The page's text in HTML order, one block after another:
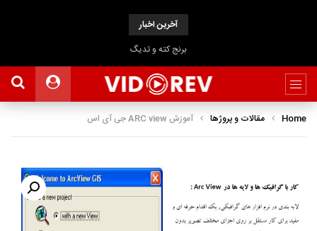
آخرین اخبار
برنج کته و تدیگ
Home مقالات و پروژها آموزش ARC view جی آی اس